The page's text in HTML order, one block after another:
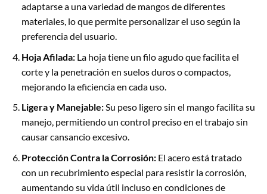
adaptarse a una variedad de mangos de diferentes
materiales, lo que permite personalizar el uso según la
preferencia del usuario.
Hoja Afilada:La hoja tiene un filo agudo que facilita el
corte y la penetración en suelos duros o compactos,
mejorando la eficiencia en cada uso.
Ligera y Manejable:Su peso ligero sin el mango facilita su
manejo, permitiendo un control preciso en el trabajo sin
causar cansancio excesivo.
Protección Contra la Corrosión:El acero está tratado
con un recubrimiento especial para resistir la corrosión,
aumentando su vida útil incluso en condiciones de